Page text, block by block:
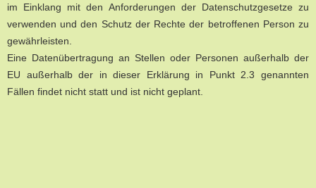
im Einklang mit den Anforderungen der Datenschutzgesetze zu
verwenden und den Schutz der Rechte der betroffenen Person zu
gewährleisten.
Eine Datenübertragung an Stellen oder Personen außerhalb der
EU außerhalb der in dieser Erklärung in Punkt 2.3 genannten
Fällen findet nicht statt und ist nicht geplant.